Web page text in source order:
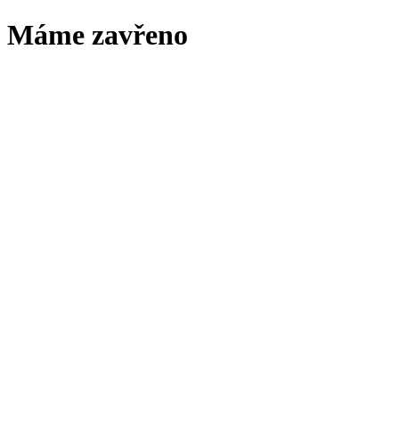
Máme zavřeno